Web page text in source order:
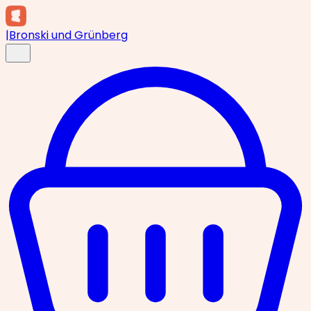
|Bronski und Grünberg